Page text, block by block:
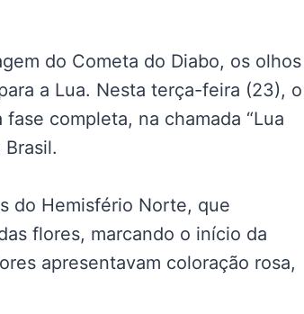
do Cometa do Diabo, os olhos
a Lua. Nesta terça-feira (23), o
completa, na chamada “Lua
do Hemisfério Norte, que
flores, marcando o início da
apresentavam coloração rosa,